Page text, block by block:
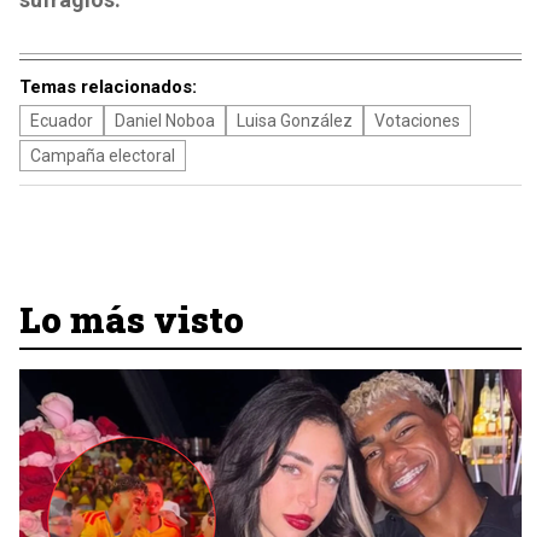
Temas relacionados:
Ecuador Daniel Noboa Luisa González
Votaciones
Campaña electoral
Lo más visto